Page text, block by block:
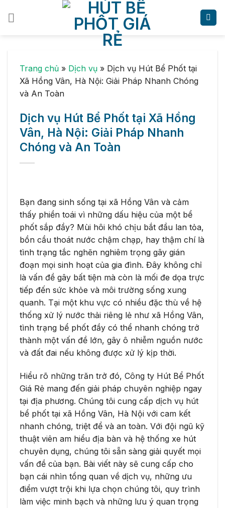
Trang chủ » Dịch vụ » Dịch vụ Hút Bể Phốt tại
Xã Hồng Vân, Hà Nội: Giải Pháp Nhanh Chóng
và An Toàn
Dịch vụ Hút Bể Phốt tại Xã Hồng
Vân, Hà Nội: Giải Pháp Nhanh
Chóng và An Toàn
Bạn đang sinh sống tại xã Hồng Vân và cảm
thấy phiền toái vì những dấu hiệu của một bể
phốt sắp đầy? Mùi hôi khó chịu bắt đầu lan tỏa,
bồn cầu thoát nước chậm chạp, hay thậm chí là
tình trạng tắc nghẽn nghiêm trọng gây gián
đoạn mọi sinh hoạt của gia đình. Đây không chỉ
là vấn đề gây bất tiện mà còn là mối đe dọa trực
tiếp đến sức khỏe và môi trường sống xung
quanh. Tại một khu vực có nhiều đặc thù về hệ
thống xử lý nước thải riêng lẻ như xã Hồng Vân,
tình trạng bể phốt đầy có thể nhanh chóng trở
thành một vấn đề lớn, gây ô nhiễm nguồn nước
và đất đai nếu không được xử lý kịp thời.
Hiểu rõ những trăn trở đó, Công ty Hút Bể Phốt
Giá Rẻ mang đến giải pháp chuyên nghiệp ngay
tại địa phương. Chúng tôi cung cấp dịch vụ hút
bể phốt tại xã Hồng Vân, Hà Nội với cam kết
nhanh chóng, triệt để và an toàn. Với đội ngũ kỹ
thuật viên am hiểu địa bàn và hệ thống xe hút
chuyên dụng, chúng tôi sẵn sàng giải quyết mọi
vấn đề của bạn. Bài viết này sẽ cung cấp cho
bạn cái nhìn tổng quan về dịch vụ, những ưu
điểm vượt trội khi lựa chọn chúng tôi, quy trình
làm việc minh bạch và những lưu ý quan trọng